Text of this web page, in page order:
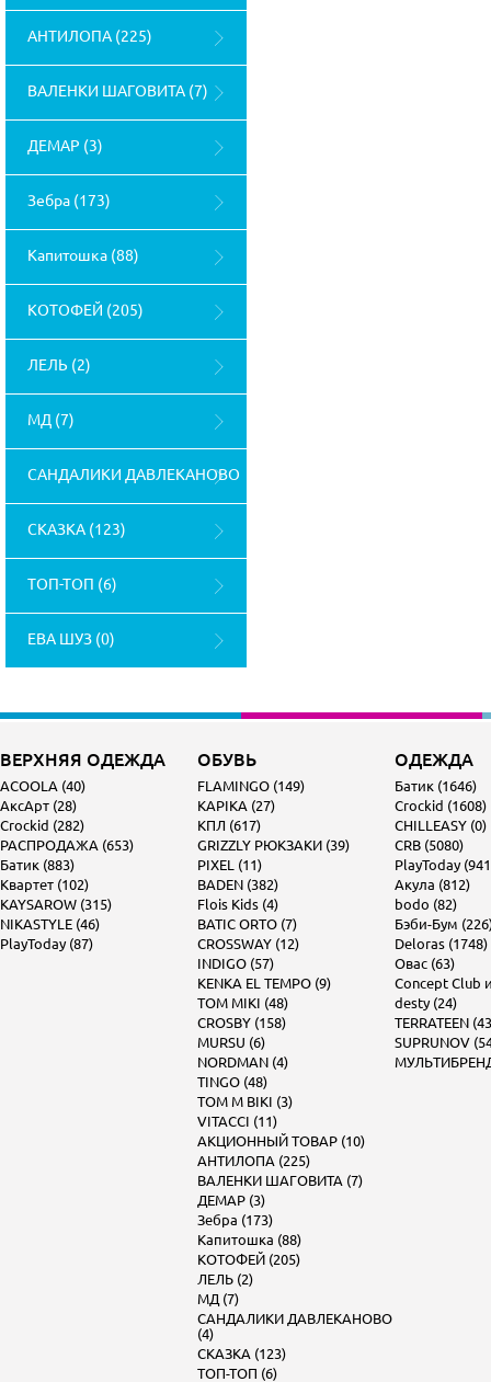
АНТИЛОПА (225)
ВАЛЕНКИ ШАГОВИТА (7)
ДЕМАР (3)
Зебра (173)
Капитошка (88)
КОТОФЕЙ (205)
ЛЕЛЬ (2)
МД (7)
САНДАЛИКИ ДАВЛЕКАНОВО
(4)
СКАЗКА (123)
ТОП-ТОП (6)
ЕВА ШУЗ (0)
ВЕРХНЯЯ ОДЕЖДА
ACOOLA (40)
АксАрт (28)
Crockid (282)
РАСПРОДАЖА (653)
Батик (883)
Квартет (102)
KAYSAROW (315)
NIKASTYLE (46)
PlayToday (87)
ОБУВЬ
FLAMINGO (149)
KAPIKA (27)
КПЛ (617)
GRIZZLY РЮКЗАКИ (39)
PIXEL (11)
BADEN (382)
Flois Kids (4)
BATIC ORTO (7)
CROSSWAY (12)
INDIGO (57)
KENKA EL TEMPO (9)
TOM MIKI (48)
CROSBY (158)
MURSU (6)
NORDMAN (4)
TINGO (48)
TOM M BIKI (3)
VITACCI (11)
АКЦИОННЫЙ ТОВАР (10)
АНТИЛОПА (225)
ВАЛЕНКИ ШАГОВИТА (7)
ДЕМАР (3)
Зебра (173)
Капитошка (88)
КОТОФЕЙ (205)
ЛЕЛЬ (2)
МД (7)
САНДАЛИКИ ДАВЛЕКАНОВО
(4)
СКАЗКА (123)
ТОП-ТОП (6)
ОДЕЖДА
Батик (1646)
Crockid (1608)
CHILLEASY (0)
CRB (5080)
PlayToday
Акула (812)
bodo (82)
Бэби-Бум
Deloras (1748)
Овас (63)
Concept Club
desty (24)
TERRATEEN
SUPRUNOV